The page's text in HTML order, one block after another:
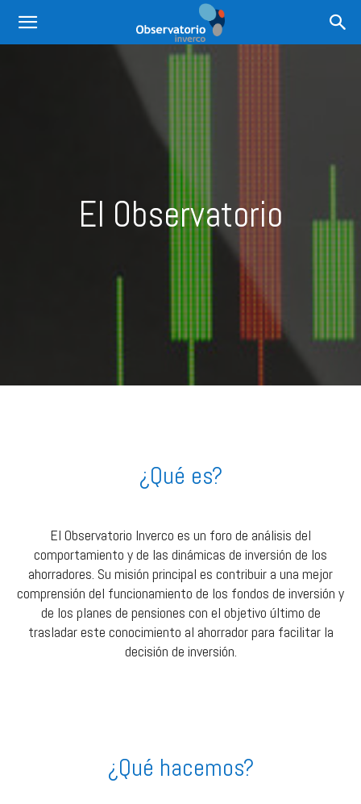
El Observatorio
¿Qué es?
El Observatorio Inverco es un foro de análisis del
comportamiento y de las dinámicas de inversión de los
ahorradores. Su misión principal es contribuir a una mejor
comprensión del funcionamiento de los fondos de inversión y
de los planes de pensiones con el objetivo último de
trasladar este conocimiento al ahorrador para facilitar la
decisión de inversión.
¿Qué hacemos?